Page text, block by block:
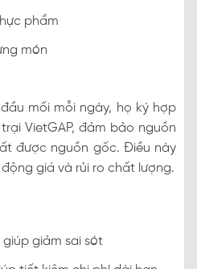
phẩm
món
mối mỗi ngày, họ ký hợp
VietGAP, đảm bảo nguồn
được nguồn gốc. Điều này
giá và rủi ro chất lượng.
giảm sai sót